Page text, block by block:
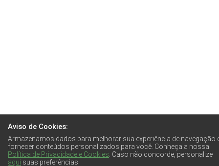
Aviso de Cookies:
Armazenamos dados para melhorar sua experiência de navegação
fornecer conteúdos personalizados para você. Conheça a nossa
Política de Privacidade e Cookies . Caso não concorde, personalize
aqui suas preferências.